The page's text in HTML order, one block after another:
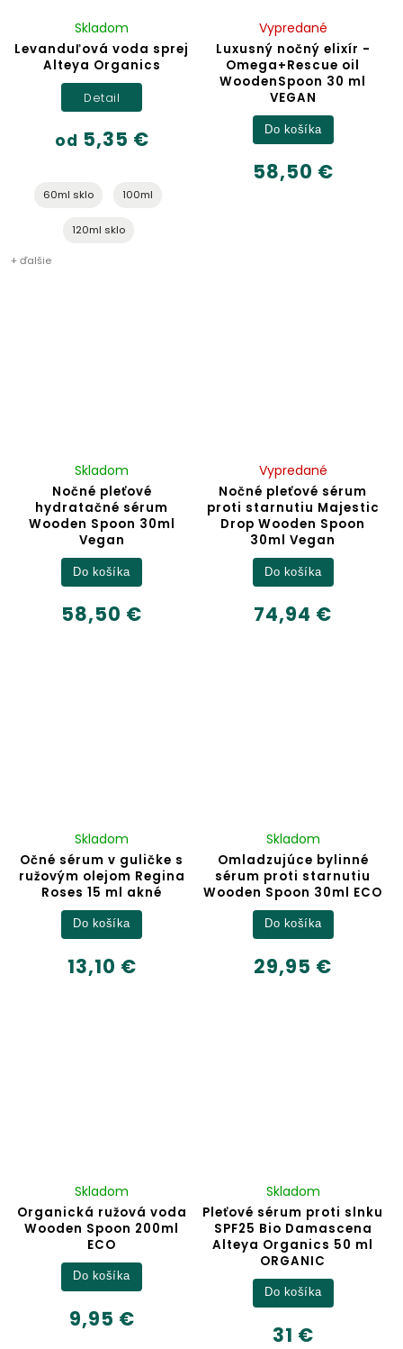
Levanduľová voda sprej
Alteya Organics
Skladom
od 5,35 €
Detail
60ml sklo 100ml
120ml sklo
+ ďalšie
Luxusný nočný elixír -
Omega+Rescue oil
WoodenSpoon 30 ml
VEGAN
Vypredané
58,50 €
Do košíka
Nočné pleťové
hydratačné sérum
Wooden Spoon 30ml
Vegan
Skladom
58,50 €
Do košíka
Nočné pleťové sérum
proti starnutiu Majestic
Drop Wooden Spoon
30ml Vegan
Vypredané
74,94 €
Do košíka
Očné sérum v guličke s
ružovým olejom Regina
Roses 15 ml akné
Skladom
13,10 €
Do košíka
Omladzujúce bylinné
sérum proti starnutiu
Wooden Spoon 30ml ECO
Skladom
29,95 €
Do košíka
Organická ružová voda
Wooden Spoon 200ml
ECO
Skladom
9,95 €
Do košíka
Pleťové sérum proti slnku
SPF25 Bio Damascena
Alteya Organics 50 ml
ORGANIC
Skladom
31 €
Do košíka